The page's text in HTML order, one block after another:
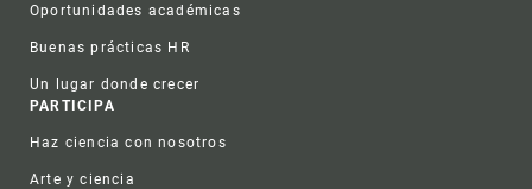
Oportunidades académicas
Buenas prácticas HR
Un lugar donde crecer
PARTICIPA
Haz ciencia con nosotros
Arte y ciencia